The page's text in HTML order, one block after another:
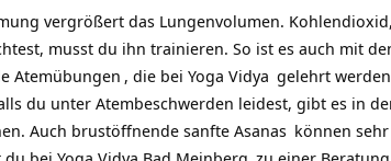
vergrößert das Lungenvolumen.
musst du ihn trainieren. So ist es auch mit
Atemübungen , die bei Yoga Vidya gelehrt
du unter Atembeschwerden leidest, gibt es in
Auch brustöffnende sanfte Asanas können